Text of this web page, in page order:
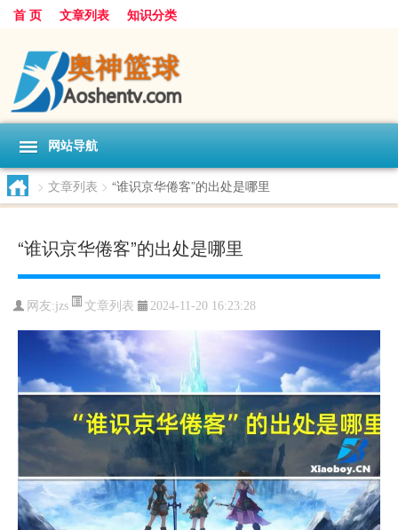
首 页 文章列表 知识分类
网站导航
> 文章列表 > “谁识京华倦客”的出处是哪里
“谁识京华倦客”的出处是哪里
网友:jzs 文章列表 2024-11-20 16:23:28